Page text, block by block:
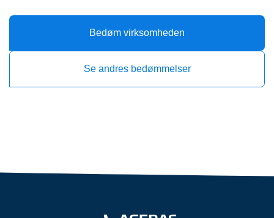
Bedøm virksomheden
Se andres bedømmelser
Revisor/Bogholder